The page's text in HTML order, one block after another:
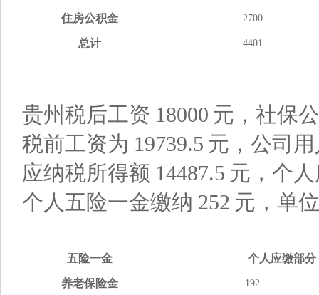
住房公积金 2700
总计 4401
贵州税后工资 18000 元，社保
税前工资为 19739.5 元，公司
应纳税所得额 14487.5 元，个
个人五险一金缴纳 252 元，单
五险一金 个人应缴部分
养老保险金 192